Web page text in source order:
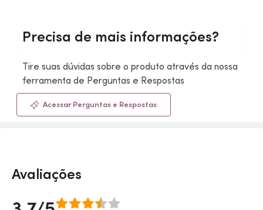
Precisa de mais informações?
Tire suas dúvidas sobre o produto através da nossa
ferramenta de Perguntas e Respostas
Acessar Perguntas e Respostas
Avaliações